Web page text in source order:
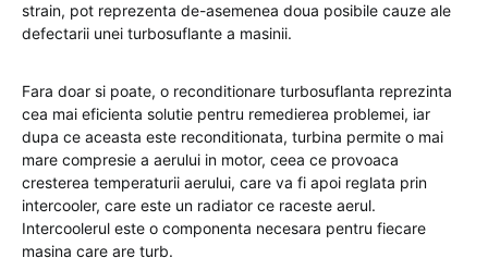
strain, pot reprezenta de-asemenea doua posibile cauze ale
defectarii unei turbosuflante a masinii.
Fara doar si poate, o reconditionare turbosuflanta reprezinta
cea mai eficienta solutie pentru remedierea problemei, iar
dupa ce aceasta este reconditionata, turbina permite o mai
mare compresie a aerului in motor, ceea ce provoaca
cresterea temperaturii aerului, care va fi apoi reglata prin
intercooler, care este un radiator ce raceste aerul.
Intercoolerul este o componenta necesara pentru fiecare
masina care are turb.